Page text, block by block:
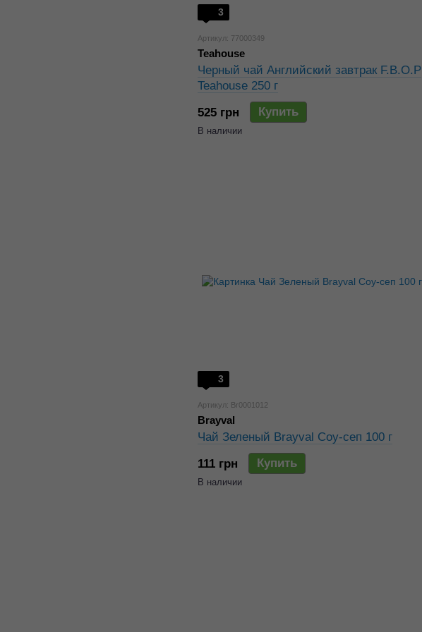
3
Артикул: 77000349
Teahouse
Черный чай Английский завтрак F.B.O.P
Teahouse 250 г
525 грн
Купить
В наличии
3
Артикул: Br0001012
Brayval
Чай Зеленый Brayval Соу-сеп 100 г
111 грн
Купить
В наличии